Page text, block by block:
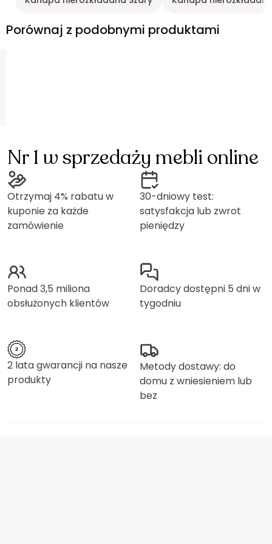
Porównaj z podobnymi produktami
Nr 1 w sprzedaży mebli online
Otrzymaj 4% rabatu w
kuponie za każde
zamówienie
30-dniowy test:
satysfakcja lub zwrot
pieniędzy
Ponad 3,5 miliona
obsłużonych klientów
Doradcy dostępni 5 dni w
tygodniu
2 lata gwarancji na nasze
produkty
Metody dostawy: do
domu z wniesieniem lub
bez